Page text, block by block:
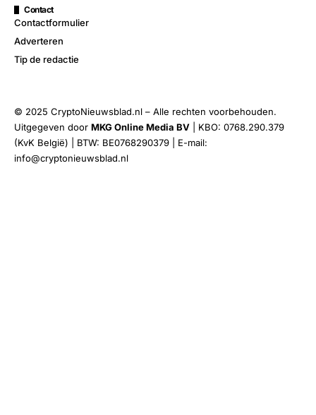
Contact
Contactformulier
Adverteren
Tip de redactie
© 2025 CryptoNieuwsblad.nl – Alle rechten voorbehouden.
Uitgegeven door MKG Online Media BV | KBO: 0768.290.379
(KvK België) | BTW: BE0768290379 | E-mail:
info@cryptonieuwsblad.nl